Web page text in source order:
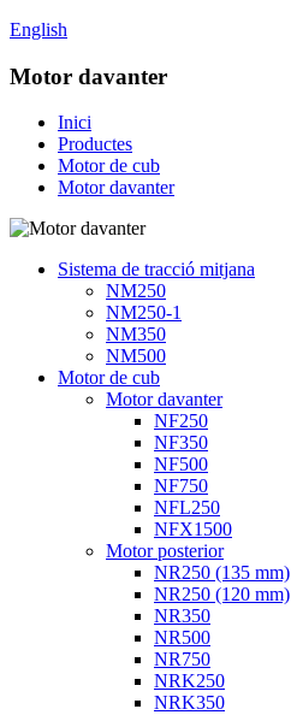
English
Motor davanter
Inici
Productes
Motor de cub
Motor davanter
Sistema de tracció mitjana
NM250
NM250-1
NM350
NM500
Motor de cub
Motor davanter
NF250
NF350
NF500
NF750
NFL250
NFX1500
Motor posterior
NR250 (135 mm)
NR250 (120 mm)
NR350
NR500
NR750
NRK250
NRK350